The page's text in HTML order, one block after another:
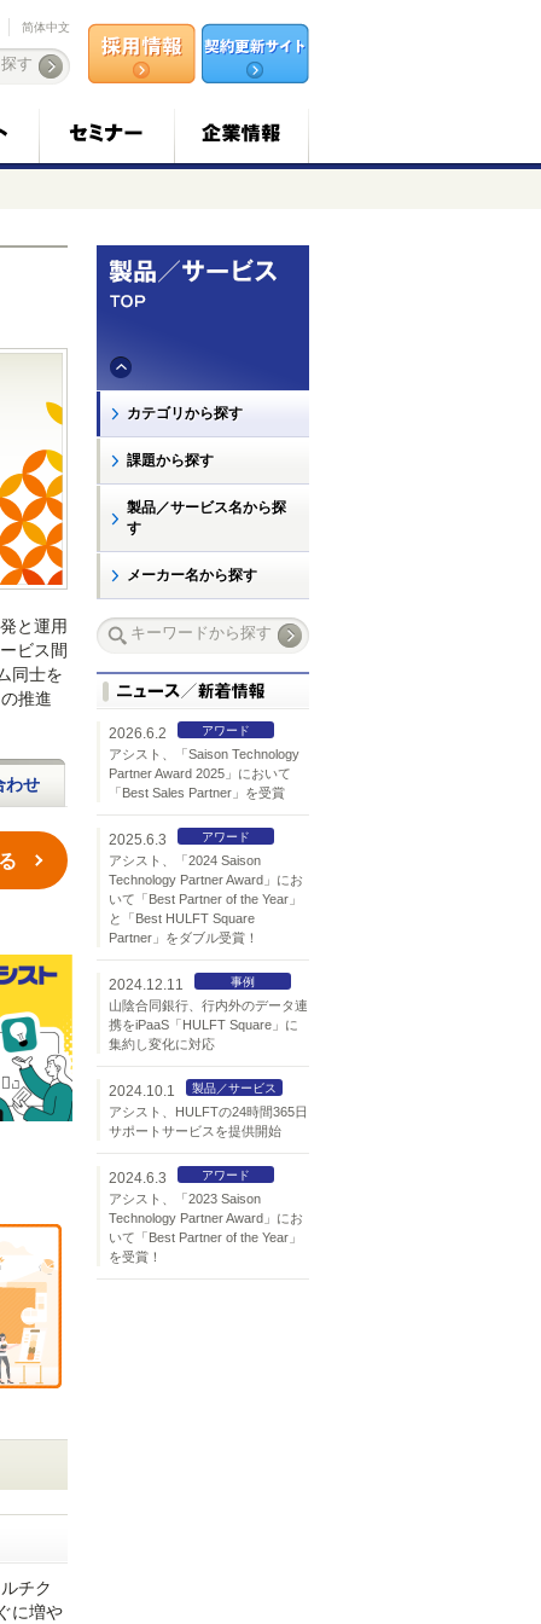
简体中文
と運用
ビス間
同士を
推進
わせ
チク
に増や
カテゴリから探す
課題から探す
製品／サービス名から探
す
メーカー名から探す
2026.6.2 アワード
アシスト、「Saison Technology
Partner Award 2025」において
「Best Sales Partner」を受賞
2025.6.3 アワード
アシスト、「2024 Saison
Technology Partner Award」にお
いて「Best Partner of the Year」
と「Best HULFT Square
Partner」をダブル受賞！
2024.12.11 事例
山陰合同銀行、行内外のデータ連
携をiPaaS「HULFT Square」に
集約し変化に対応
2024.10.1 製品／サービス
アシスト、HULFTの24時間365日
サポートサービスを提供開始
2024.6.3 アワード
アシスト、「2023 Saison
Technology Partner Award」にお
いて「Best Partner of the Year」
を受賞！